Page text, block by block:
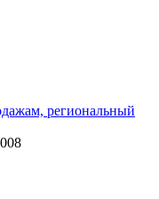
региональный